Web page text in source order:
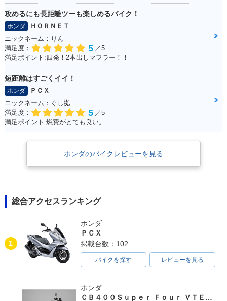
攻めるにも長距離ツーも楽しめるバイク！
ホンダ
ＨＯＲＮＥＴ
ニックネーム：りん
満足度：
5 ／5
満足ポイント:四発！2本出しマフラー！！
短距離はすごくイイ！
ホンダ
ＰＣＸ
ニックネーム：ぐし拠
満足度：
5 ／5
満足ポイント:燃費がとても良い。
ホンダのバイクレビューを見る
総合アクセスランキング
1
ホンダ
ＰＣＸ
掲載台数：102
バイクを探す レビューを見る
ホンダ
ＣＢ４００Ｓｕｐｅｒ Ｆｏｕｒ ＶＴＥＣ ＳＰＥＣ３